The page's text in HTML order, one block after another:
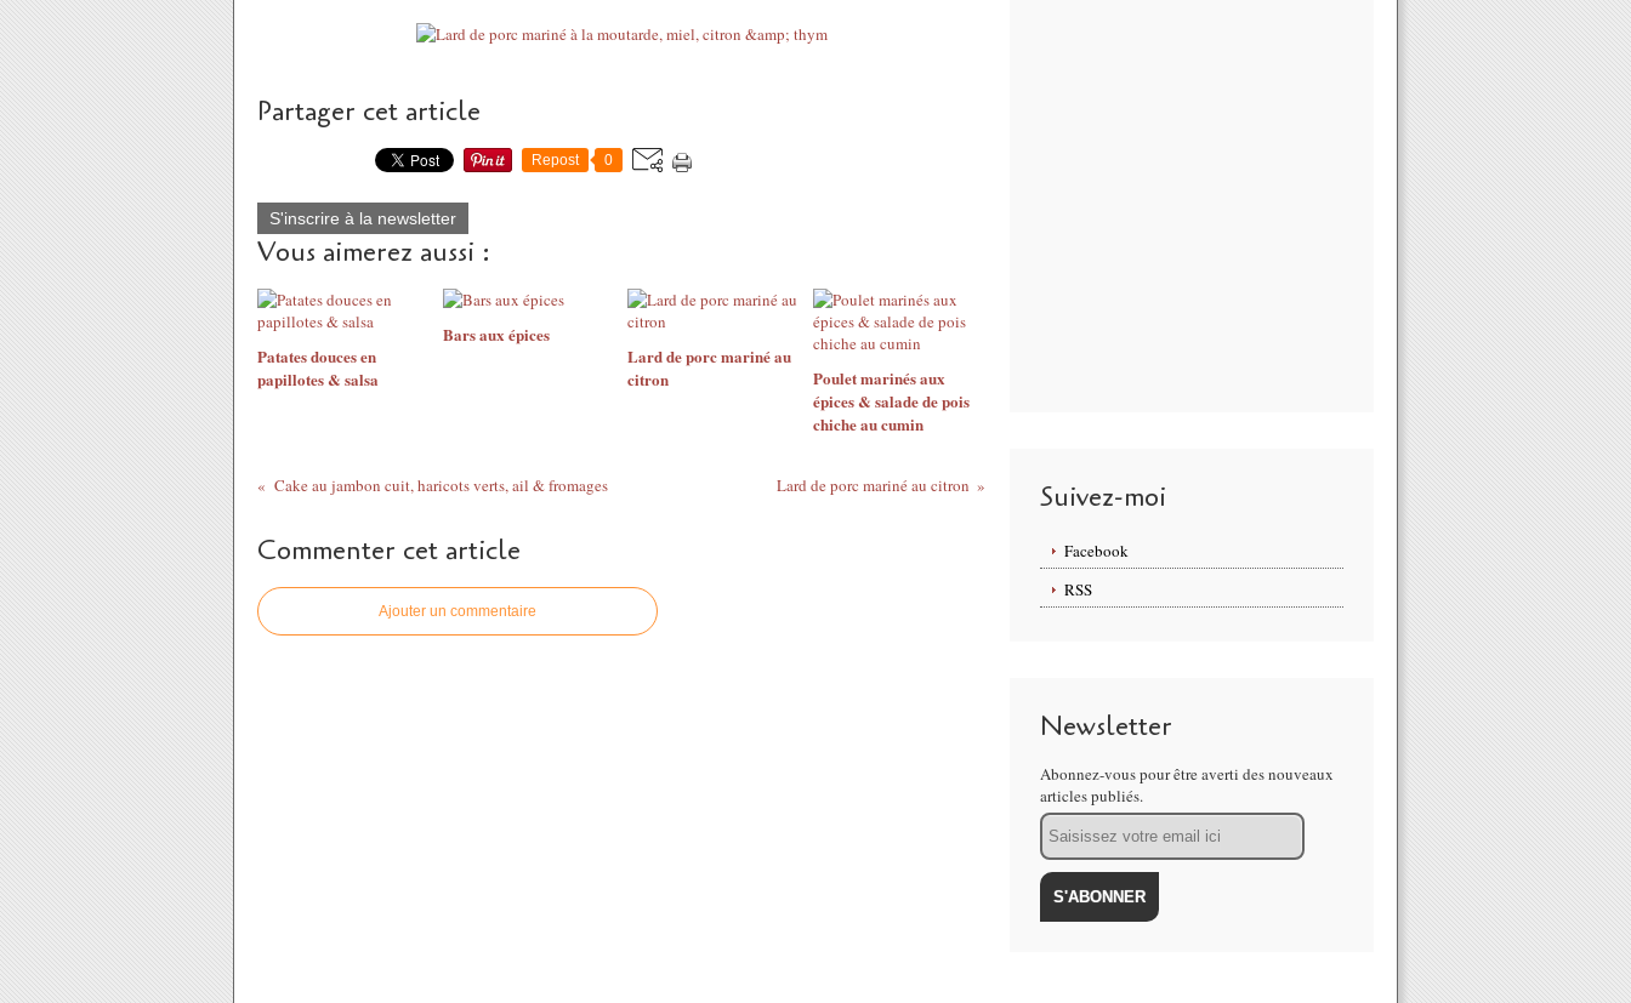
Partager cet article
Repost 0
S'inscrire à la newsletter
Vous aimerez aussi :
Patates douces en
papillotes & salsa
Bars aux épices
Lard de porc mariné au
citron
Poulet marinés aux
épices & salade de pois
chiche au cumin
Cake au jambon cuit, haricots verts, ail & fromages Lard de porc mariné au citron
Commenter cet article
Ajouter un commentaire
Suivez-moi
Facebook
RSS
Newsletter
Abonnez-vous pour être averti des nouveaux
articles publiés.
Email